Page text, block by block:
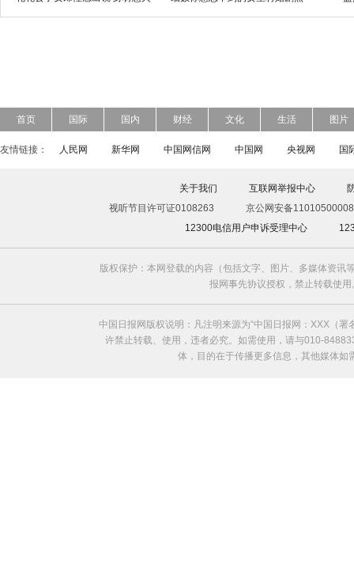
首页 国际 国内 财经 文化 生活 图片
友情链接： 人民网 新华网 中国网信网 中国网 央视网 国
关于我们 互联网举报中心
视听节目许可证0108263
京公网安备
12300电信用户申诉受理中心
版权保护：本网登载的内容（包括文字、图片、多媒体资
报网事先协议授权，禁止转载使
中国日报网版权说明：凡注明来源为“中国日报网：XXX（
许禁止转载、使用，违者必究。如需使用，请与010-
体，目的在于传播更多信息，其他媒体